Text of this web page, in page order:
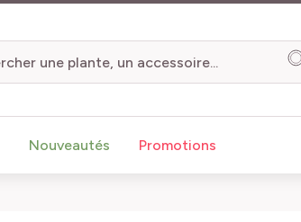
Nouveautés Promotions